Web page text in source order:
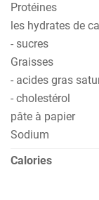
Protéines
les hydrates de
- sucres
Graisses
- acides gras
- cholestérol
pâte à papier
Sodium
Calories